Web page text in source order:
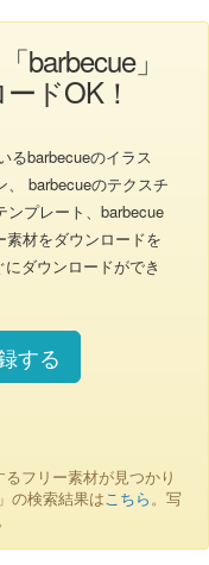
barbecue」
ドOK！
るbarbecueのイラス
、 barbecueのテクスチ
ンプレート、barbecue
材をダウンロードを
ダウンロードができ
する
フリー素材が見つかり
の検索結果はこちら。写